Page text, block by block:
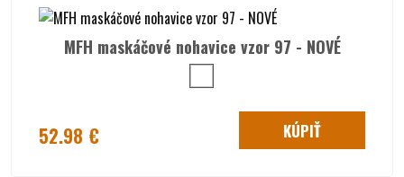
MFH maskáčové nohavice vzor 97 - NOVÉ
52.98 € KÚPIŤ